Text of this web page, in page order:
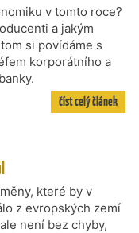
v tomto roce?
a jakým
si povídáme s
korporátního a
číst celý článek
které by v
z evropských zemí
není bez chyby,